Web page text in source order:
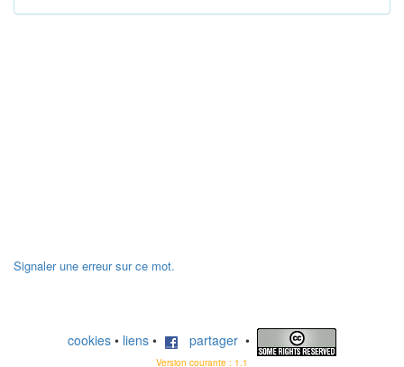
Signaler une erreur sur ce mot.
cookies • liens • partager •
Version courante : 1.1